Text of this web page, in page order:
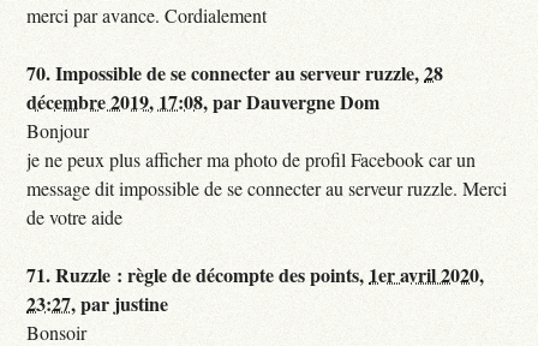
merci par avance. Cordialement
70.Impossible de se connecter au serveur ruzzle,28
décembre 2019, 17:08,parDauvergne Dom
Bonjour
je ne peux plus afficher ma photo de profil Facebook car un
message dit impossible de se connecter au serveur ruzzle. Merci
de votre aide
71.Ruzzle : règle de décompte des points, 1er avril 2020,
23:27,par justine
Bonsoir